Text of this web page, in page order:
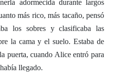
adormecida durante largos
más rico, más tacaño, pensó
los sobres y clasificaba las
la cama y el suelo. Estaba de
puerta, cuando Alice entró para
llegado.